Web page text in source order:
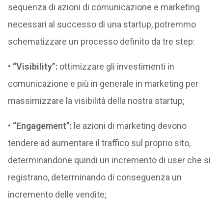
sequenza di azioni di comunicazione e marketing
necessari al successo di una startup, potremmo
schematizzare un processo definito da tre step:
• “Visibility”:ottimizzare gli investimenti in
comunicazione e più in generale in marketing per
massimizzare la visibilità della nostra startup;
• “Engagement”:le azioni di marketing devono
tendere ad aumentare il traffico sul proprio sito,
determinandone quindi un incremento di user che si
registrano, determinando di conseguenza un
incremento delle vendite;